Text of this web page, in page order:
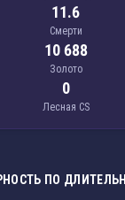
11.6
Смерти
10 688
Золото
0
Лесная CS
ПО